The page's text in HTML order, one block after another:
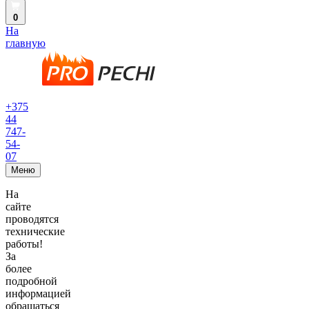
0
На
главную
+375
44
747-
54-
07
Меню
На
сайте
проводятся
технические
работы!
За
более
подробной
информацией
обращаться